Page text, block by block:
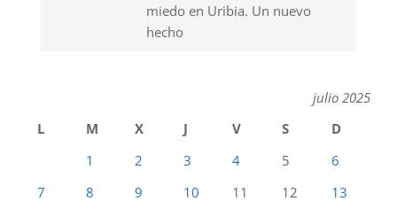
miedo en Uribia. Un nuevo
hecho
julio 2025
L
M X J V S
D
1
2 3 4 5
6
7
8 9 10 11 12
13